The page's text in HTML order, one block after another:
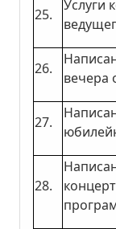
25.
Услуги
26.
вечера
27.
28.